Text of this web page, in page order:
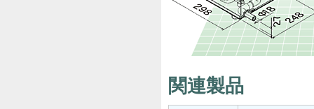
関連製品